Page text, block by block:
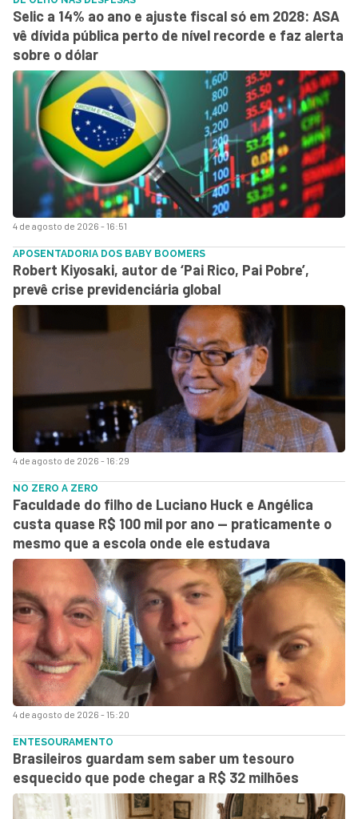
4 de agosto de 2026 - 16:51
Selic a 14% ao ano e ajuste fiscal só em 2028: ASA
vê dívida pública perto de nível recorde e faz alerta
sobre o dólar
4 de agosto de 2026 - 16:29
APOSENTADORIA DOS BABY BOOMERS
Robert Kiyosaki, autor de ‘Pai Rico, Pai Pobre’,
prevê crise previdenciária global
4 de agosto de 2026 - 15:20
NO ZERO A ZERO
Faculdade do filho de Luciano Huck e Angélica
custa quase R$ 100 mil por ano — praticamente o
mesmo que a escola onde ele estudava
ENTESOURAMENTO
Brasileiros guardam sem saber um tesouro
esquecido que pode chegar a R$ 32 milhões